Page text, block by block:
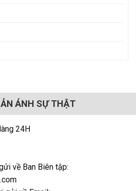
ÁNH SỰ THẬT
24H
về Ban Biên tập: